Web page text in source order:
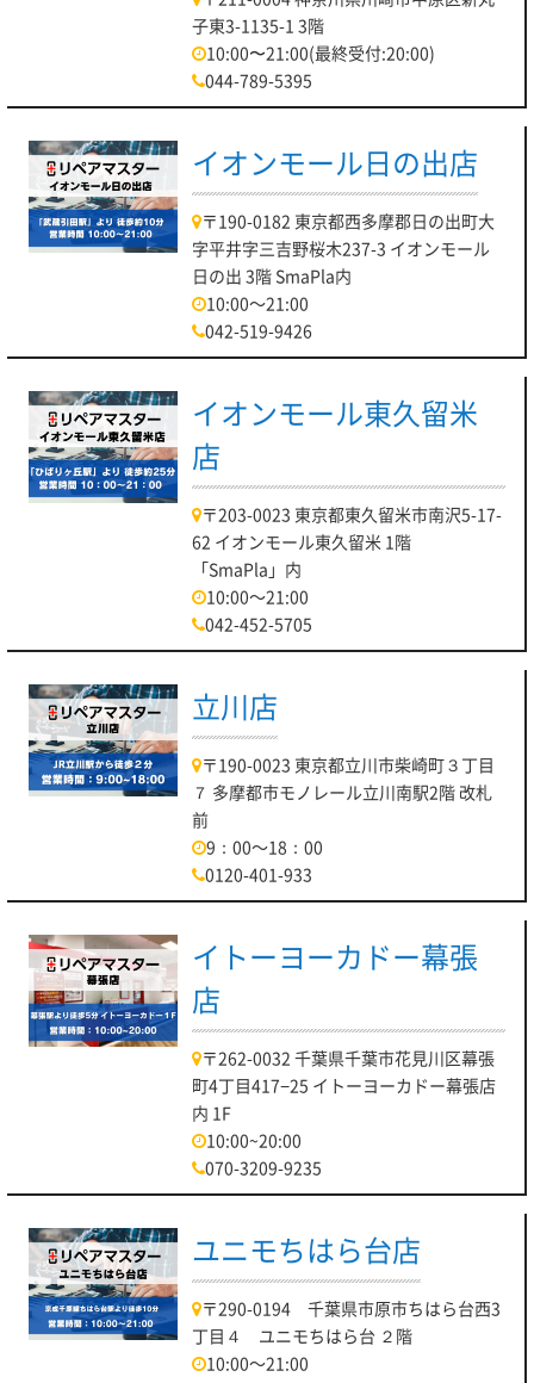
子東3-1135-1 3階
10:00〜21:00(最終受付:20:00)
044-789-5395
イオンモール日の出店
〒190-0182 東京都西多摩郡日の出町大
字平井字三吉野桜木237-3 イオンモール
日の出 3階 SmaPla内
10:00～21:00
042-519-9426
イオンモール東久留米
店
〒203-0023 東京都東久留米市南沢5-17-
62 イオンモール東久留米 1階
「SmaPla」内
10:00～21:00
042-452-5705
立川店
〒190-0023 東京都立川市柴崎町３丁目
７ 多摩都市モノレール立川南駅2階 改札
前
9：00～18：00
0120-401-933
イトーヨーカドー幕張
店
〒262-0032 千葉県千葉市花見川区幕張
町4丁目417−25 イトーヨーカドー幕張店
内 1F
10:00~20:00
070-3209-9235
ユニモちはら台店
〒290-0194 千葉県市原市ちはら台西3
丁目４ ユニモちはら台 ２階
10:00～21:00